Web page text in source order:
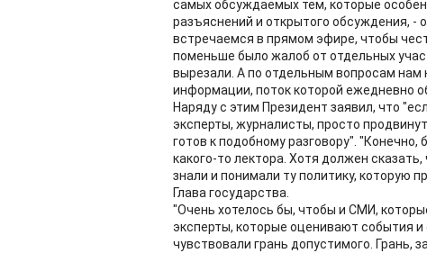
самых обсуждаемых тем, которые
разъяснений и открытого обсуждения, -
встречаемся в прямом эфире, чтобы
поменьше было жалоб от отдельных
вырезали. А по отдельным вопросам нам
информации, поток которой ежедневно
Наряду с этим Президент заявил, что
эксперты, журналисты, просто
готов к подобному разговору". "Конечно,
какого-то лектора. Хотя должен
знали и понимали ту политику, которую
Глава государства.
"Очень хотелось бы, чтобы и СМИ,
эксперты, которые оценивают события
чувствовали грань допустимого. Грань,